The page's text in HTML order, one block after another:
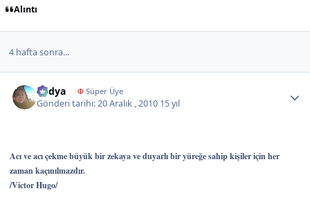
Alıntı
4 hafta sonra...
Radya ΦSüper Üye
Gönderi tarihi:20 Aralık , 2010 15 yıl
Acı ve acı çekme büyük bir zekaya ve duyarlı bir yüreğe sahip kişiler için her
zaman kaçınılmazdır.
/Victor Hugo /